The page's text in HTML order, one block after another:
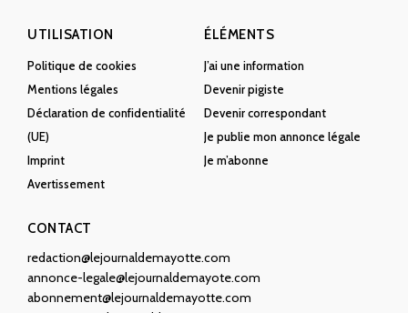
UTILISATION
Politique de cookies
Mentions légales
Déclaration de confidentialité
(UE)
Imprint
Avertissement
ÉLÉMENTS
J’ai une information
Devenir pigiste
Devenir correspondant
Je publie mon annonce légale
Je m’abonne
CONTACT
redaction@lejournaldemayotte.com
annonce-legale@lejournaldemayote.com
abonnement@lejournaldemayotte.com